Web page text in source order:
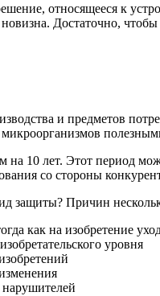
относящееся к
Достаточно,
и предметов
10 лет. Этот период
со стороны
защиты? Причин
как на изобретение
уровня
нарушителей